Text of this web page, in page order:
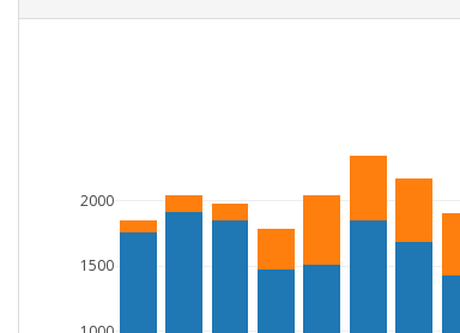
1500
2000